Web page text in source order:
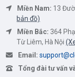
Miền Nam: 13
bản đồ)
Miền Bắc: 364
Từ Liêm, Hà Nội
Email:
Tổng đài tư vấn